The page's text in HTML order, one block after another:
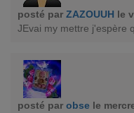
posté par ZAZOUUH le
JEvai my mettre j'espère
posté par obse le